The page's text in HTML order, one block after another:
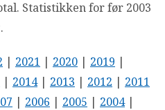
Statistikken for før 2003
| 2021 | 2020 | 2019 |
| 2014| 2013 | 2012 | 2011
| 2006 | 2005 | 2004|